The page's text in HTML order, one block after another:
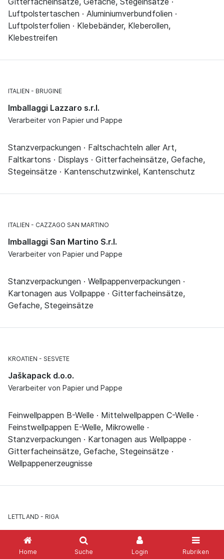
Home Suche Login Rubriken
Luftpolstertaschen · Aluminiumverbundfolien ·
Luftpolsterfolien · Klebebänder, Kleberollen,
Klebestreifen
ITALIEN BRUGINE
Imballaggi Lazzaro s.r.l.
Verarbeiter von Papier und Pappe
Stanzverpackungen · Faltschachteln aller Art,
Faltkartons · Displays · Gitterfacheinsätze, Gefache,
Stegeinsätze · Kantenschutzwinkel, Kantenschutz
ITALIEN CAZZAGO SAN MARTINO
Imballaggi San Martino S.r.l.
Verarbeiter von Papier und Pappe
Stanzverpackungen · Wellpappenverpackungen ·
Kartonagen aus Vollpappe · Gitterfacheinsätze,
Gefache, Stegeinsätze
KROATIEN SESVETE
Jaškapack d.o.o.
Verarbeiter von Papier und Pappe
Feinwellpappen B-Welle · Mittelwellpappen C-Welle ·
Feinstwellpappen E-Welle, Mikrowelle ·
Stanzverpackungen · Kartonagen aus Wellpappe ·
Gitterfacheinsätze, Gefache, Stegeinsätze ·
Wellpappenerzeugnisse
LETTLAND RIGA
Jenson iepakojums SIA
Verarbeiter von Papier und Pappe